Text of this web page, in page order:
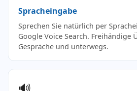
Spracheingabe
Sprechen Sie natürlich per
Google Voice Search. Freihändige
Gespräche und unterwegs.
🔊